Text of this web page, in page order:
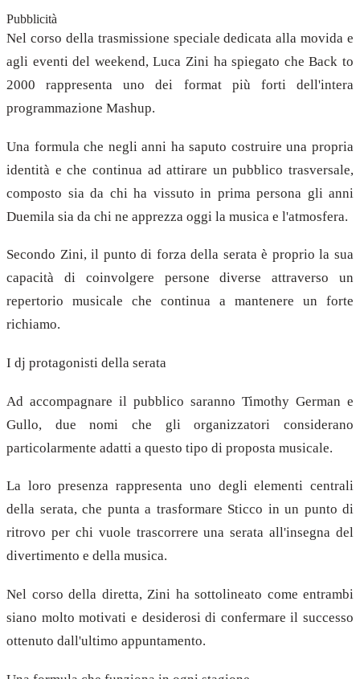
Pubblicità
Nel corso della trasmissione speciale dedicata alla movida e
agli eventi del weekend, Luca Zini ha spiegato che Back to
2000 rappresenta uno dei format più forti dell'intera
programmazione Mashup.
Una formula che negli anni ha saputo costruire una propria
identità e che continua ad attirare un pubblico trasversale,
composto sia da chi ha vissuto in prima persona gli anni
Duemila sia da chi ne apprezza oggi la musica e l'atmosfera.
Secondo Zini, il punto di forza della serata è proprio la sua
capacità di coinvolgere persone diverse attraverso un
repertorio musicale che continua a mantenere un forte
richiamo.
I dj protagonisti della serata
Ad accompagnare il pubblico saranno Timothy German e
Gullo, due nomi che gli organizzatori considerano
particolarmente adatti a questo tipo di proposta musicale.
La loro presenza rappresenta uno degli elementi centrali
della serata, che punta a trasformare Sticco in un punto di
ritrovo per chi vuole trascorrere una serata all'insegna del
divertimento e della musica.
Nel corso della diretta, Zini ha sottolineato come entrambi
siano molto motivati e desiderosi di confermare il successo
ottenuto dall'ultimo appuntamento.